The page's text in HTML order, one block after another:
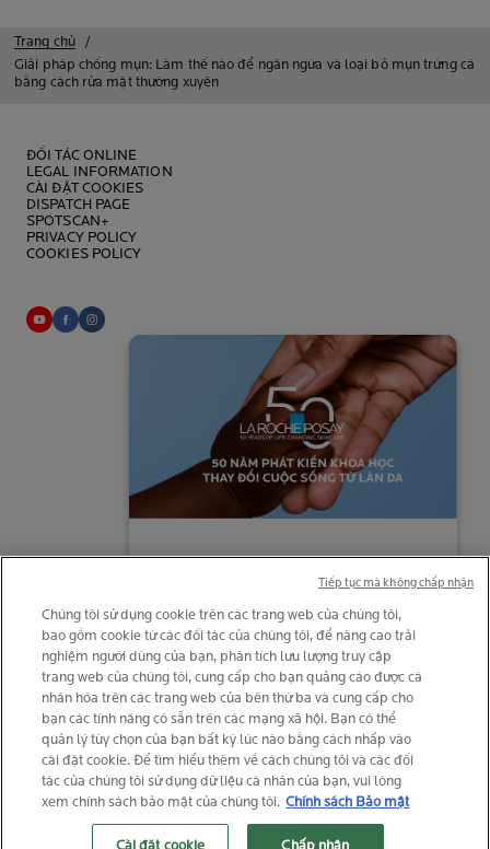
Trang chủ
Giải pháp chống mụn: Làm thế nào để ngăn ngừa và loại bỏ mụn trứng cá
bằng cách rửa mặt thường xuyên
ĐỐI TÁC ONLINE
LEGAL INFORMATION
CÀI ĐẶT COOKIES
DISPATCH PAGE
SPOTSCAN+
PRIVACY POLICY
COOKIES POLICY
© Trung tâm Thuỷ Liệu pháp La Roche-Posay
© Getty Images
© Thinkstock
© L'OREAL
Chúng tôi sử dụng cookie trên các trang web của chúng tôi,
bao gồm cookie từ các đối tác của chúng tôi, để nâng cao trải
nghiệm người dùng của bạn, phân tích lưu lượng truy cập
trang web của chúng tôi, cung cấp cho bạn quảng cáo được cá
nhân hóa trên các trang web của bên thứ ba và cung cấp cho
bạn các tính năng có sẵn trên các mạng xã hội. Bạn có thể
quản lý tùy chọn của bạn bất kỳ lúc nào bằng cách nhấp vào
cài đặt cookie. Để tìm hiểu thêm về cách chúng tôi và các đối
tác của chúng tôi sử dụng dữ liệu cá nhân của bạn, vui lòng
xem chính sách bảo mật của chúng tôi. Chính sách Bảo mật
Tiếp tục mà không chấp nhận
Your privacy What is this?